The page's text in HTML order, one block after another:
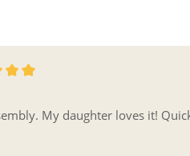
mit 5 von 5 Sternen
My daughter loves it!